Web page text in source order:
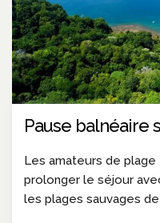
Pause balnéaire
Les amateurs de
prolonger le séjour
les plages sauvages